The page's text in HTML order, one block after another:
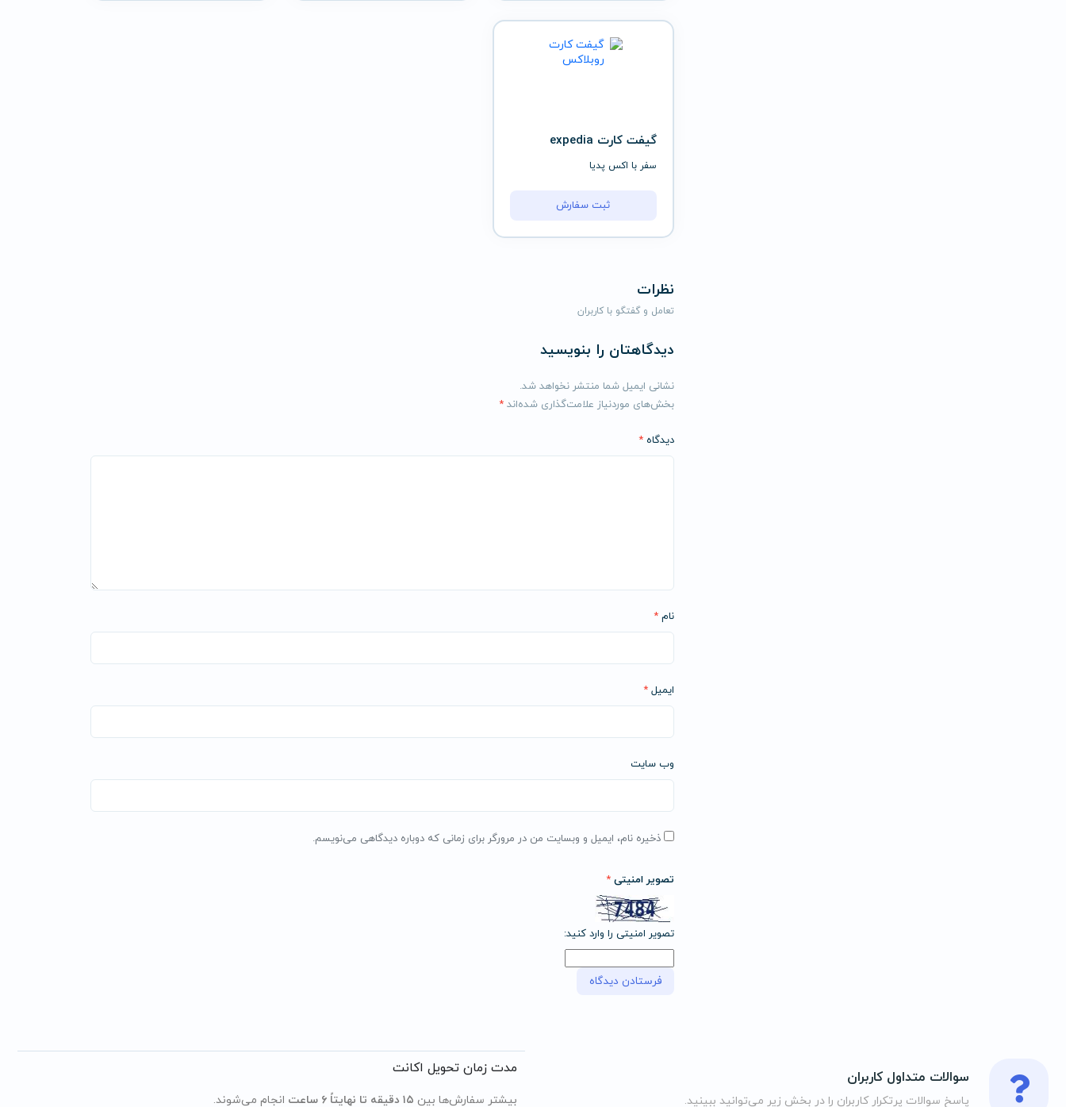
گیفت کارت expedia
سفر با اکس پدیا
ثبت سفارش
نظرات
تعامل و گفتگو با کاربران
دیدگاهتان را بنویسید
نشانی ایمیل شما منتشر نخواهد شد.
بخش‌های موردنیاز علامت‌گذاری شده‌اند *
دیدگاه *
نام *
ایمیل *
وب‌ سایت
ذخیره نام، ایمیل و وبسایت من در مرورگر برای زمانی که دوباره دیدگاهی می‌نویسم.
تصویر امنیتی *
تصویر امنیتی را وارد کنید:
سوالات متداول کاربران
پاسخ سوالات پرتکرار کاربران را در بخش زیر می‌توانید ببینید.
مدت زمان تحویل اکانت
بیشتر سفارش‌ها بین ۱۵ دقیقه تا نهایتاً ۶ ساعت انجام می‌شوند.